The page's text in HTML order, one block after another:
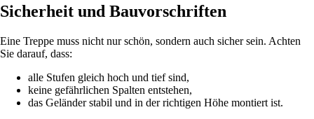
Sicherheit und Bauvorschriften
Eine Treppe muss nicht nur schön, sondern auch sicher sein. Achten
Sie darauf, dass:
alle Stufen gleich hoch und tief sind,
keine gefährlichen Spalten entstehen,
das Geländer stabil und in der richtigen Höhe montiert ist.